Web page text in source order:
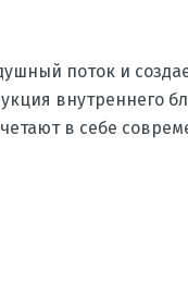
поток и
внутреннего
в себе